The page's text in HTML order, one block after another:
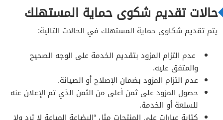
حالات تقديم شكوى حماية المستهلك
يتم تقديم شكاوى حماية المستهلك في الحالات التالية:
عدم التزام المزود بتقديم الخدمة على الوجه الصحيح
والمتفق عليه.
عدم التزام المزود بضمان الإصلاح أو الصيانة.
حصول المزود على ثمن أعلى من الثمن الذي تم الإعلان عنه
للسلعة أو الخدمة.